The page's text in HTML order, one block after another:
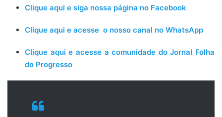
Clique aqui e siga nossa página no Facebook
Clique aqui e acesse o nosso canal no WhatsApp
Clique aqui e acesse a comunidade do Jornal Folha
do Progresso